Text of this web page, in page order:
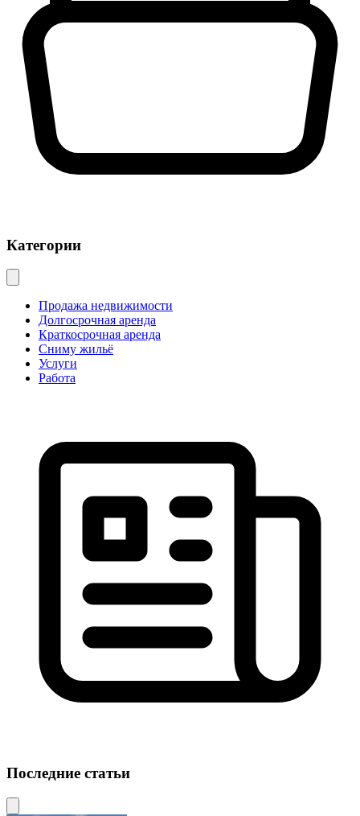
Категории
Продажа недвижимости
Долгосрочная аренда
Краткосрочная аренда
Сниму жильё
Услуги
Работа
Последние статьи